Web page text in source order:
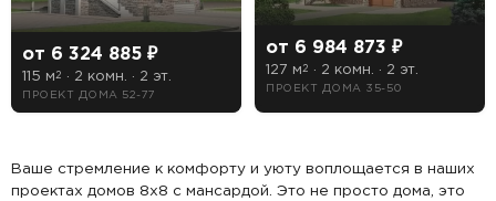
от 6 324 885 ₽
115 м2 · 2 комн. · 2 эт.
ПРОЕКТ ДОМА 52-77
от 6 984 873 ₽
127 м 2 · 2 комн. · 2 эт.
ПРОЕКТ ДОМА 35-50
Ваше стремление к комфорту и уюту воплощается в наших
проектах домов 8x8 с мансардой. Это не просто дома, это
Ширина
Особенности
Кухня-столовая